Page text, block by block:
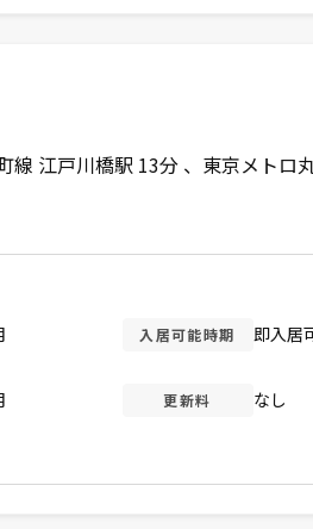
線 江戸川橋駅 13分
東京メトロ
入居可能時期 即入居
更新料 なし